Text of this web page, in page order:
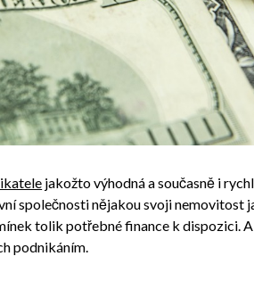
jakožto výhodná a současně i
společnosti nějakou svoji nemovitost
tolik potřebné finance k dispozici.
podnikáním.